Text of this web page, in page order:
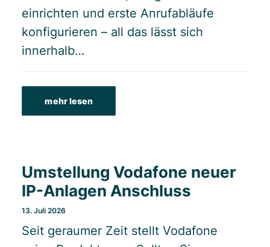
einrichten und erste Anrufabläufe
konfigurieren – all das lässt sich
innerhalb…
mehr lesen
Umstellung Vodafone neuer
IP-Anlagen Anschluss
13. Juli 2026
Seit geraumer Zeit stellt Vodafone